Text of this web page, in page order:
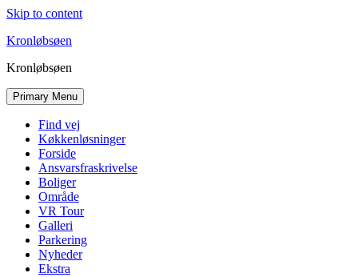
Skip to content
Kronløbsøen
Kronløbsøen
Primary Menu
Find vej
Køkkenløsninger
Forside
Ansvarsfraskrivelse
Boliger
Område
VR Tour
Galleri
Parkering
Nyheder
Ekstra